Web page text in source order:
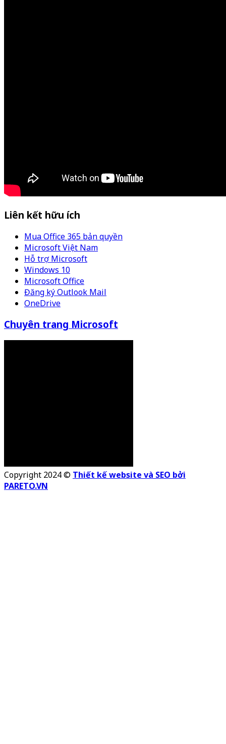
Liên kết hữu ích
Mua Office 365 bản quyền
Microsoft Việt Nam
Hỗ trợ Microsoft
Windows 10
Microsoft Office
Đăng ký Outlook Mail
OneDrive
Chuyên trang Microsoft
Copyright 2024 © Thiết kế website và SEO bởi
PARETO.VN